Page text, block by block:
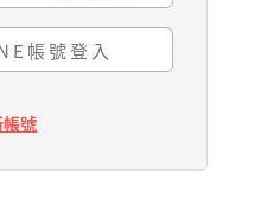
帳號登入
號